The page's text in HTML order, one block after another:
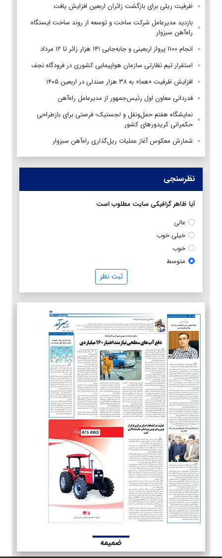
ظرفیت ریلی برای بازگشت زائران اربعین افزایش یافت
بازدید مدیرعامل شرکت ساخت و توسعه از روند ساخت ایستگاه
راه‌آهن سبزوار
انجام ۱۱۰۰ پرواز اربعینی و جابه‌جایی ۱۴۱ هزار زائر تا ۱۲ مرداد
استقرار تیم‌ نظارتی سازمان هواپیمایی کشوری در فرودگاه نجف
افزایش ظرفیت «هما» به ۳۸ هزار صندلی در اربعین ۱۴۰۵
قدردانی معاون اول رئیس‌جمهور از مدیرعامل راه‌آهن
نمایشگاه هفتم حمل‌ونقل و لجستیک؛ فرصتی برای بازطراحی
حکمرانی کریدورهای کشور
شمارش معکوس آغاز عملیات ریل‌گذاری راه‌آهن سبزوار
نظرسنجی
آیا ظاهر گرافیکی سایت مطلوب است
عالی
خیلی خوب
خوب
متوسط
ثبت نظر
ضمیمه